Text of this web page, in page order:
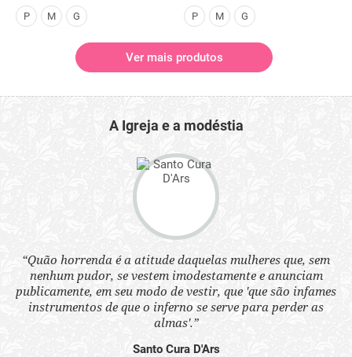
P M G P M G
Ver mais produtos
A Igreja e a modéstia
“Quão horrenda é a atitude daquelas mulheres que, sem
nenhum pudor, se vestem imodestamente e anunciam
publicamente, em seu modo de vestir, que 'que são infames
instrumentos de que o inferno se serve para perder as
almas'.”
Santo Cura D'Ars